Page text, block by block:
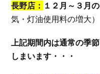
長野店： １２月～３月
気・灯油使用料の増大）
上記期間内は通常の季
しまいます・・・